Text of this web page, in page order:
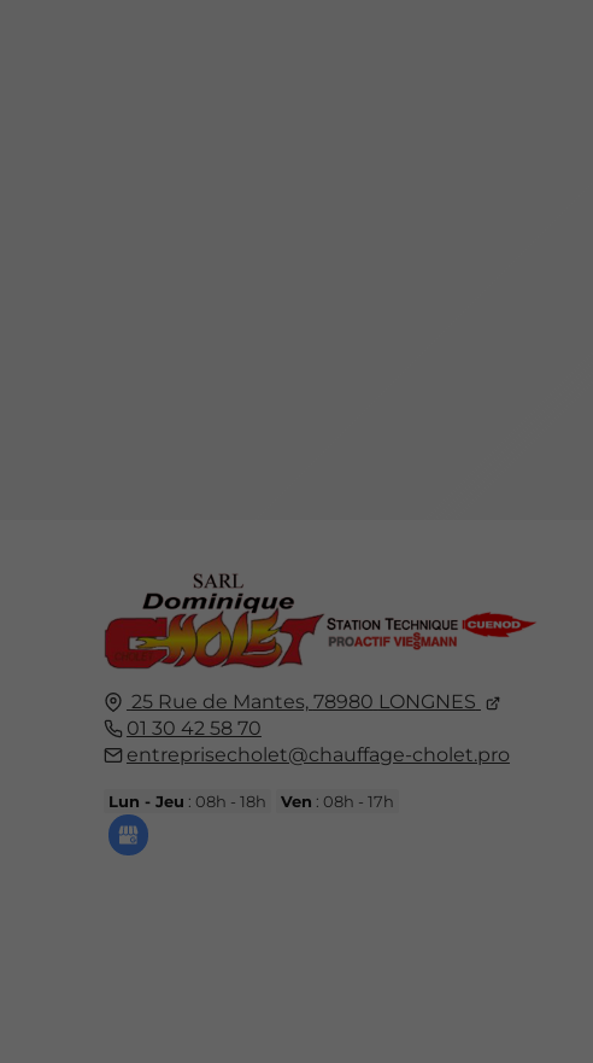
25 Rue de Mantes, 78980 LONGNES
01 30 42 58 70
entreprisecholet@chauffage-cholet.pro
Lun - Jeu : 08h - 18h Ven : 08h - 17h